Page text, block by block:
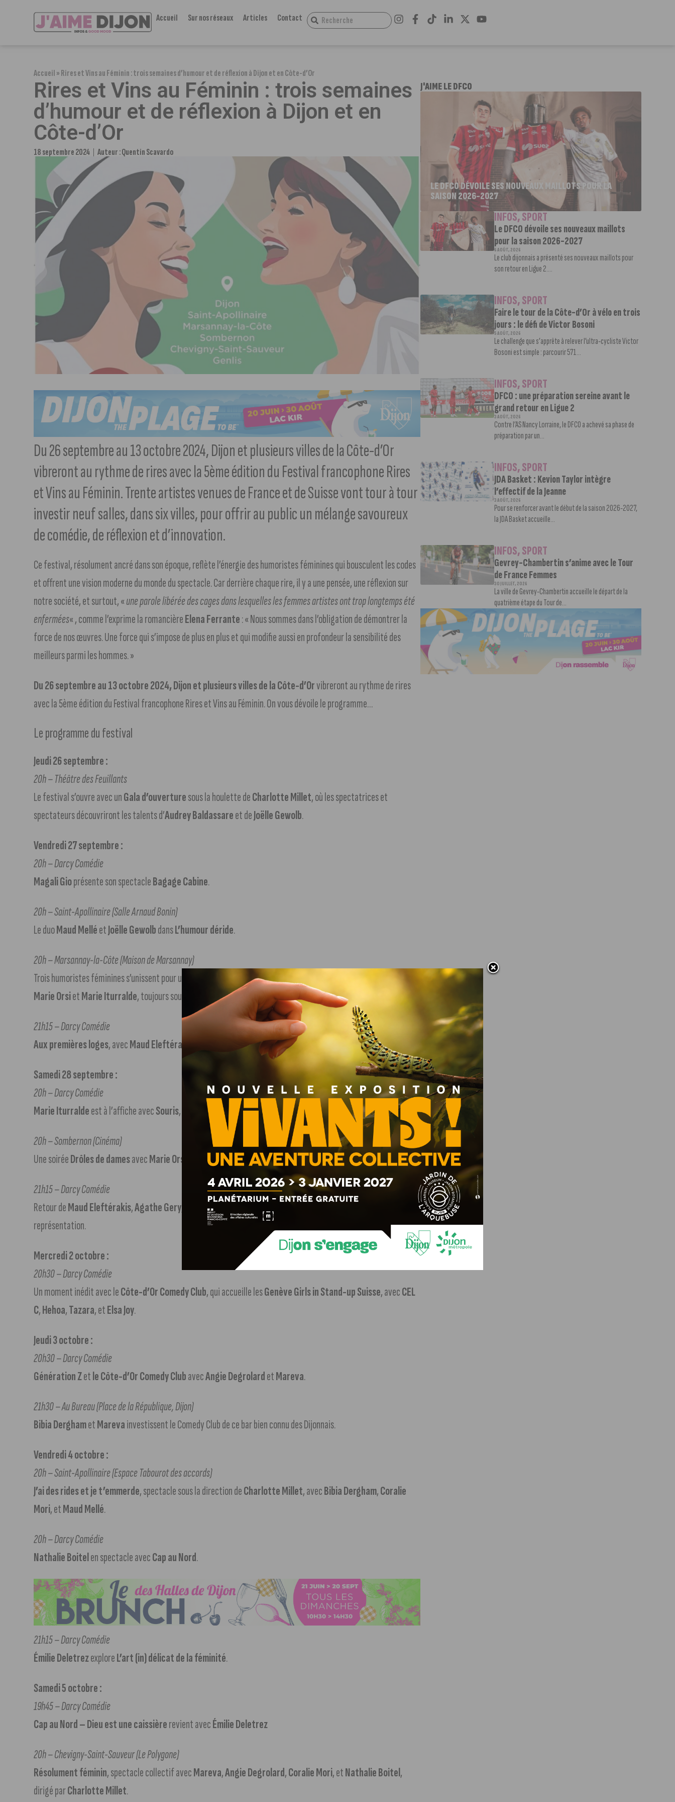
Accueil Sur nos réseaux Articles Contact
Accueil»Rires et Vins au Féminin : trois semaines d’humour et de réflexion à Dijon et en Côte-d’Or
Rires et Vins au Féminin : trois semaines
d’humour et de réflexion à Dijon et en
Côte-d’Or
18 septembre 2024 Auteur :Quentin Scavardo
Du 26 septembre au 13 octobre 2024, Dijon et plusieurs villes de la Côte-d’Or
vibreront au rythme de rires avec la 5ème édition du Festival francophone Rires
et Vins au Féminin. Trente artistes venues de France et de Suisse vont tour à tour
investir neuf salles, dans six villes, pour offrir au public un mélange savoureux
de comédie, de réflexion et d’innovation.
Ce festival, résolument ancré dans son époque, reflète l’énergie des humoristes féminines qui bousculent les codes
et offrent une vision moderne du monde du spectacle. Car derrière chaque rire, il y a une pensée, une réflexion sur
notre société, et surtout, «une parole libérée des cages dans lesquelles les femmes artistes ont trop longtemps été
enfermées« , comme l’exprime la romancièreElena Ferrante: « Nous sommes dans l’obligation de démontrer la
force de nos œuvres. Une force qui s’impose de plus en plus et qui modifie aussi en profondeur la sensibilité des
meilleurs parmi les hommes. »
Du 26 septembre au 13 octobre 2024, Dijon et plusieurs villes de la Côte-d’Orvibreront au rythme de rires
avec la 5ème édition du Festival francophone Rires et Vins au Féminin. On vous dévoile le programme…
Le programme du festival
Jeudi 26 septembre :
20h – Théâtre des Feuillants
Le festival s’ouvre avec unGala d’ouverturesous la houlette deCharlotte Millet, où les spectatrices et
spectateurs découvriront les talents d’Audrey Baldassareet deJoëlle Gewolb.
Vendredi 27 septembre :
20h – Darcy Comédie
Magali Gioprésente son spectacleBagage Cabine.
20h – Saint-Apollinaire (Salle Arnaud Bonin)
Le duoMaud MelléetJoëlle GewolbdansL’humour déride.
20h – Marsannay-la-Côte (Maison de Marsannay)
Trois humoristes féminines s’unissent pour une soirée intitulée
Trois fois plus drôle Audrey Baldassare
Marie OrsietMarie Iturralde, toujours sous la direction deCharlotte Millet.
21h15 – Darcy Comédie
Aux premières loges, avecMaud Eleftérakis,Agathe GeryetAlexandra Volay
Samedi 28 septembre :
20h – Darcy Comédie
Marie Iturraldeest à l’affiche avecSouris, un spectacle 100% Côte-d’Or.
20h – Sombernon (Cinéma)
Une soiréeDrôles de damesavecMarie Orsi Julia Mevel
21h15 – Darcy Comédie
Retour deMaud Eleftérakis,Agathe Gery Alexandra Volay dansAux premières loges
représentation.
Mercredi 2 octobre :
20h30 – Darcy Comédie
Un moment inédit avec leCôte-d’Or Comedy Club, qui accueille lesGenève Girls in Stand-up Suisse, avecCEL
C,Hehoa,Tazara, etElsa Joy.
Jeudi 3 octobre :
20h30 – Darcy Comédie
Génération Zetle Côte-d’Or Comedy ClubavecAngie DegrolardetMareva.
21h30 – Au Bureau (Place de la République, Dijon)
Bibia DerghametMarevainvestissent le Comedy Club de ce bar bien connu des Dijonnais.
Vendredi 4 octobre :
20h – Saint-Apollinaire (Espace Tabourot des accords)
J’ai des rides et je t’emmerde, spectacle sous la direction deCharlotte Millet, avecBibia Dergham,Coralie
Mori, etMaud Mellé.
20h – Darcy Comédie
Nathalie Boitelen spectacle avecCap au Nord.
21h15 – Darcy Comédie
Émilie DeletrezexploreL’art (in) délicat de la féminité.
Samedi 5 octobre :
19h45 – Darcy Comédie
Cap au Nord –Dieu est une caissièrerevient avecÉmilie Deletrez
20h – Chevigny-Saint-Sauveur (Le Polygone)
Résolument féminin, spectacle collectif avecMareva,Angie Degrolard,Coralie Mori, etNathalie Boitel,
dirigé parCharlotte Millet.
J'AIME LE DFCO
LE DFCO DÉVOILE SES NOUVEAUX MAILLOTS POUR LA
SAISON 2026-2027
INFOS,SPORT
Le DFCO dévoile ses nouveaux maillots
pour la saison 2026-2027
6 AOÛT, 2026
Le club dijonnais a présenté ses nouveaux maillots pour
son retour en Ligue 2....
INFOS,SPORT
Faire le tour de la Côte-d’Or à vélo en trois
jours : le défi de Victor Bosoni
5 AOÛT, 2026
Le challenge que s’apprête à relever l’ultra-cycliste Victor
Bosoni est simple : parcourir 571...
INFOS,SPORT
DFCO : une préparation sereine avant le
grand retour en Ligue 2
3 AOÛT, 2026
Contre l’AS Nancy Lorraine, le DFCO a achevé sa phase de
préparation par un...
INFOS,SPORT
JDA Basket : Kevion Taylor intègre
l’effectif de la Jeanne
3 AOÛT, 2026
Pour se renforcer avant le début de la saison 2026-2027,
la JDA Basket accueille...
INFOS,SPORT
Gevrey-Chambertin s’anime avec le Tour
de France Femmes
30 JUILLET, 2026
La ville de Gevrey-Chambertin accueille le départ de la
quatrième étape du Tour de...